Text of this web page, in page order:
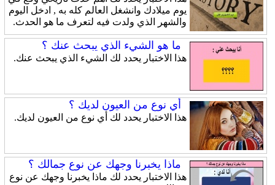
يوم ميلادك وانشغل العالم كله به , ادخل اليوم
والشهر الذي ولدت فيه لتعرف ما هو الحدث.
ما هو الشيء الذي يبحث عنك ؟
هذا الاختبار يحدد لك الشيء الذي يبحث عنك.
أي نوع من العيون لديك ؟
هذا الاختبار يحدد لك أي نوع من العيون لديك.
ماذا يخبرنا وجهك عن نوع جمالك ؟
هذا الاختبار يحدد لك ماذا يخبرنا وجهك عن نوع